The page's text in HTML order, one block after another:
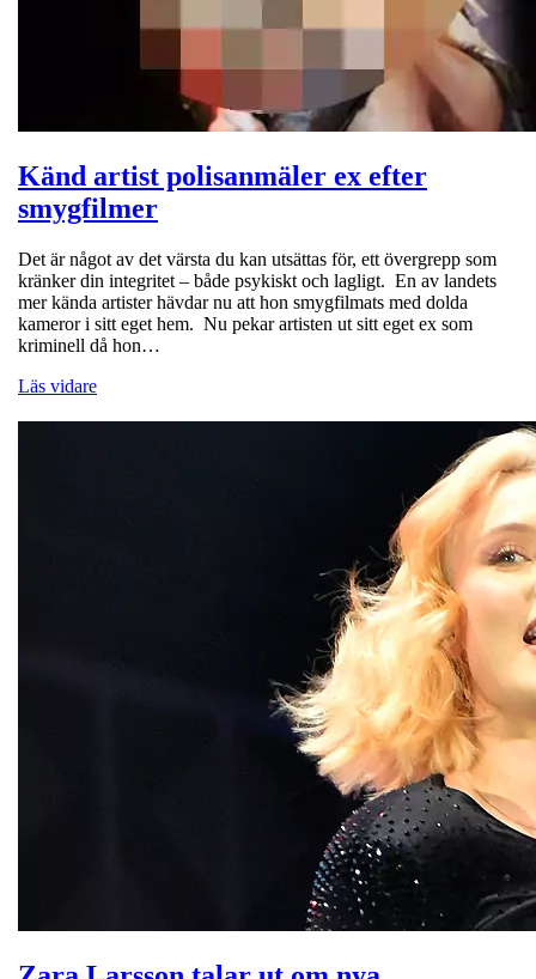
Känd artist polisanmäler ex efter
smygfilmer
Det är något av det värsta du kan utsättas för, ett övergrepp som
kränker din integritet – både psykiskt och lagligt. En av landets
mer kända artister hävdar nu att hon smygfilmats med dolda
kameror i sitt eget hem. Nu pekar artisten ut sitt eget ex som
kriminell då hon…
Läs vidare